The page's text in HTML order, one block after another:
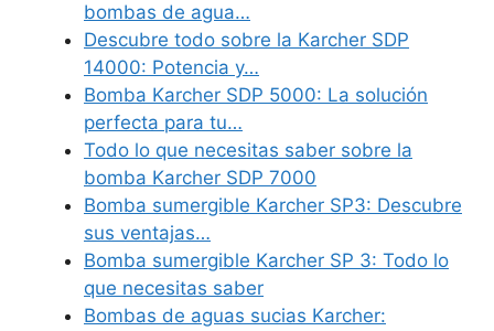
bombas de agua…
Descubre todo sobre la Karcher SDP
14000: Potencia y…
Bomba Karcher SDP 5000: La solución
perfecta para tu…
Todo lo que necesitas saber sobre la
bomba Karcher SDP 7000
Bomba sumergible Karcher SP3: Descubre
sus ventajas…
Bomba sumergible Karcher SP 3: Todo lo
que necesitas saber
Bombas de aguas sucias Karcher: